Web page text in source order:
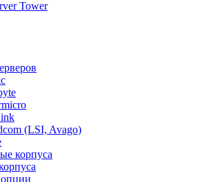
Tower
(LSI, Avago)
корпуса